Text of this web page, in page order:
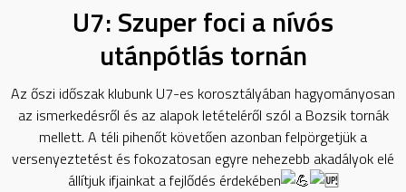
U7: Szuper foci a nívós
utánpótlás tornán
Az őszi időszak klubunk U7-es korosztályában hagyományosan
az ismerkedésről és az alapok letételéről szól a Bozsik tornák
mellett. A téli pihenőt követően azonban felpörgetjük a
versenyeztetést és fokozatosan egyre nehezebb akadályok elé
állítjuk ifjainkat a fejlődés érdekében